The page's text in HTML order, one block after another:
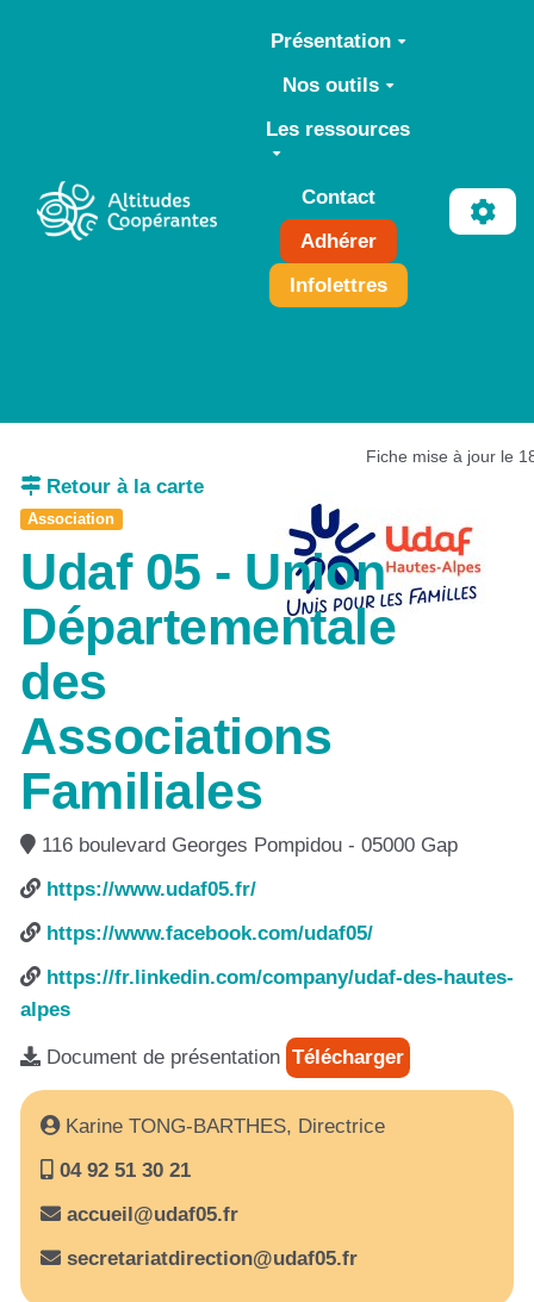
Aller au contenu principal
Présentation
Nos outils
Les ressources
Contact
Adhérer
Infolettres
Fiche mise à jour le
Retour à la carte
Association
Udaf 05 - Union
Départementale
des
Associations
Familiales
116 boulevard Georges Pompidou - 05000 Gap
https://www.udaf05.fr/
https://www.facebook.com/udaf05/
https://fr.linkedin.com/company/udaf-des-hautes-
alpes
Document de présentation Télécharger
Karine TONG-BARTHES, Directrice
04 92 51 30 21
accueil@udaf05.fr
secretariatdirection@udaf05.fr